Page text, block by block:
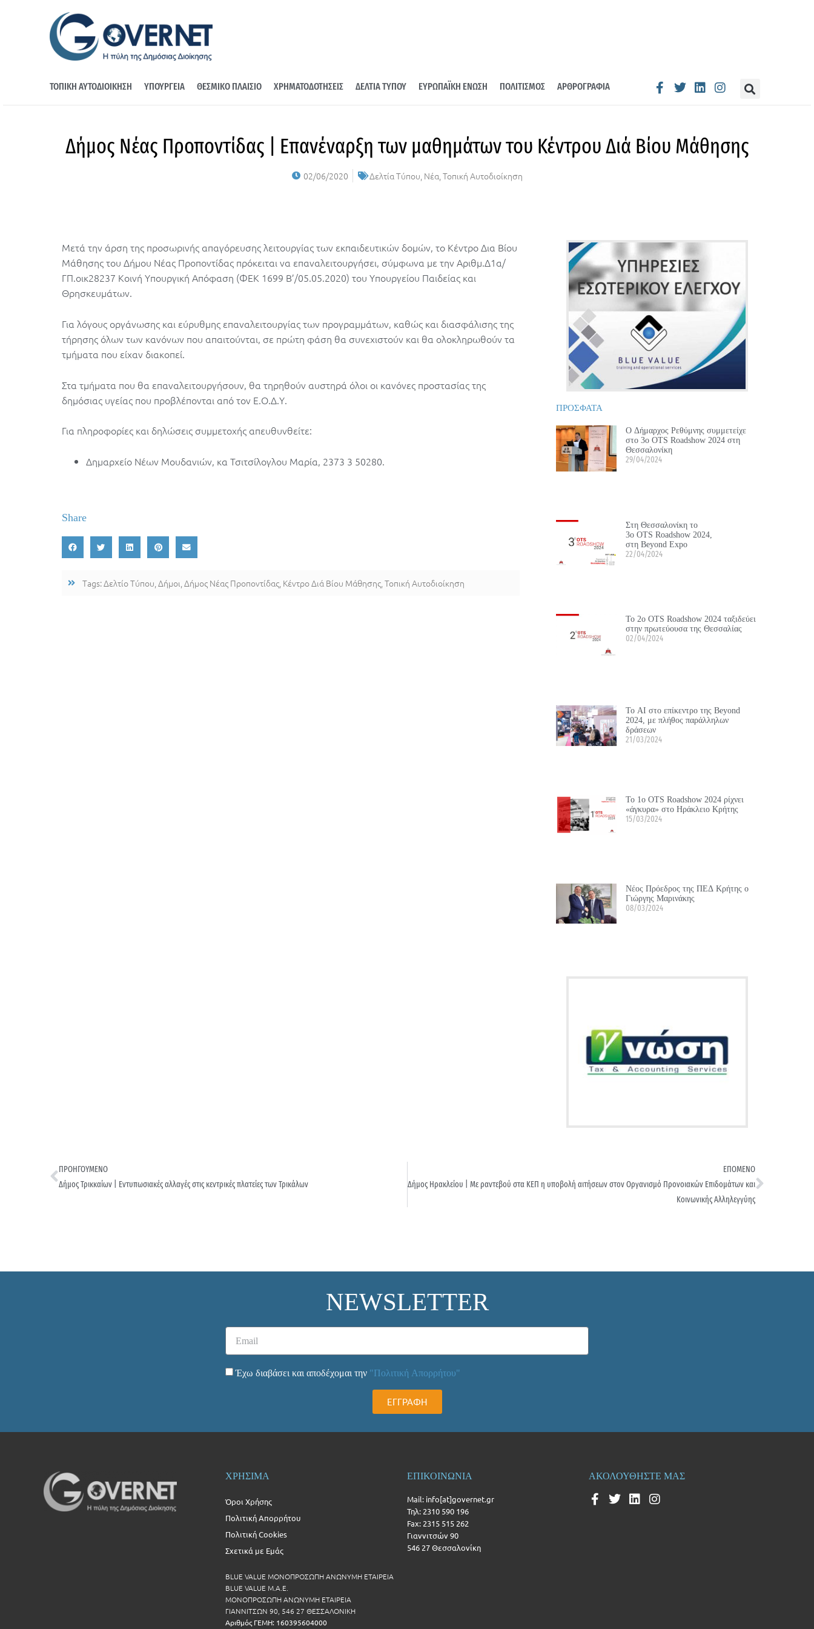
ΤΟΠΙΚΗ ΑΥΤΟΔΙΟΙΚΗΣΗ ΥΠΟΥΡΓΕΙΑ ΘΕΣΜΙΚΟ ΠΛΑΙΣΙΟ ΧΡΗΜΑΤΟΔΟΤΗΣΕΙΣ ΔΕΛΤΙΑ ΤΥΠΟΥ ΕΥΡΩΠΑΪΚΗ ΕΝΩΣΗ ΠΟΛΙΤΙΣΜΟΣ ΑΡΘΡΟΓΡΑΦΙΑ
Δήμος Νέας Προποντίδας | Επανέναρξη των μαθημάτων του Κέντρου Διά Βίου Μάθησης
02/06/2020 Δελτία Τύπου, Νέα,Τοπική Αυτοδιοίκηση
Μετά την άρση της προσωρινής απαγόρευσης λειτουργίας των εκπαιδευτικών δομών, το Κέντρο Δια Βίου
Μάθησης του Δήμου Νέας Προποντίδας πρόκειται να επαναλειτουργήσει, σύμφωνα με την Αριθμ.Δ1α/
ΓΠ.οικ28237 Κοινή Υπουργική Απόφαση (ΦΕΚ 1699 Β’/05.05.2020) του Υπουργείου Παιδείας και
Θρησκευμάτων.
Για λόγους οργάνωσης και εύρυθμης επαναλειτουργίας των προγραμμάτων, καθώς και διασφάλισης της
τήρησης όλων των κανόνων που απαιτούνται, σε πρώτη φάση θα συνεχιστούν και θα ολοκληρωθούν τα
τμήματα που είχαν διακοπεί.
Στα τμήματα που θα επαναλειτουργήσουν, θα τηρηθούν αυστηρά όλοι οι κανόνες προστασίας της
δημόσιας υγείας που προβλέπονται από τον Ε.Ο.Δ.Υ.
Για πληροφορίες και δηλώσεις συμμετοχής απευθυνθείτε:
Δημαρχείο Νέων Μουδανιών, κα Τσιτσίλογλου Μαρία, 2373 3 50280.
Share
Tags:Δελτίο Τύπου,Δήμοι,Δήμος Νέας Προποντίδας, Κέντρο Διά Βίου Μάθησης,Τοπική Αυτοδιοίκηση
ΠΡΟΣΦΑΤΑ
Ο Δήμαρχος Ρεθύμνης συμμετείχε
στο 3ο OTS Roadshow 2024 στη
Θεσσαλονίκη
29/04/2024
Στη Θεσσαλονίκη το
3ο OTS Roadshow 2024,
στη Beyond Expo
22/04/2024
Το 2ο OTS Roadshow 2024 ταξιδεύει
στην πρωτεύουσα της Θεσσαλίας
02/04/2024
Το ΑΙ στο επίκεντρο της Beyond
2024, με πλήθος παράλληλων
δράσεων
21/03/2024
Το 1ο OTS Roadshow 2024 ρίχνει
«άγκυρα» στο Ηράκλειο Κρήτης
15/03/2024
Νέος Πρόεδρος της ΠΕΔ Κρήτης ο
Γιώργης Μαρινάκης
08/03/2024
ΠΡΟΗΓΟΥΜΕΝΟ
Δήμος Τρικκαίων | Εντυπωσιακές αλλαγές στις κεντρικές πλατείες των Τρικάλων
ΕΠΟΜΕΝΟ
Δήμος Ηρακλείου | Με ραντεβού στα ΚΕΠ η υποβολή αιτήσεων στον Οργανισμό Προνοιακών Επιδομάτων και
Κοινωνικής Αλληλεγγύης
NEWSLETTER
Έχω διαβάσει και αποδέχομαι την "Πολιτική Απορρήτου"
ΕΓΓΡΑΦΗ
ΧΡΗΣΙΜΑ
Όροι Χρήσης
Πολιτική Απορρήτου
Πολιτική Cookies
Σχετικά με Εμάς
BLUE VALUE ΜΟΝΟΠΡΟΣΩΠΗ ΑΝΩΝΥΜΗ ΕΤΑΙΡΕΙΑ
BLUE VALUE Μ.Α.Ε.
ΜΟΝΟΠΡΟΣΩΠΗ ΑΝΩΝΥΜΗ ΕΤΑΙΡΕΙΑ
ΓΙΑΝΝΙΤΣΩΝ 90, 546 27 ΘΕΣΣΑΛΟΝΙΚΗ
Αριθμός ΓΕΜΗ: 160395604000
ΕΠΙΚΟΙΝΩΝΙΑ
Mail: info[at]governet.gr
Τηλ: 2310 590 196
Fax: 2315 515 262
Γιαννιτσών 90
546 27 Θεσσαλονίκη
ΑΚΟΛΟΥΘΗΣΤΕ ΜΑΣ